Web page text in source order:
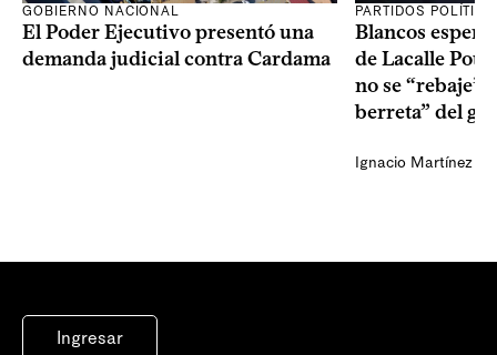
GOBIERNO NACIONAL
El Poder Ejecutivo presentó una
demanda judicial contra Cardama
PARTIDOS
Blancos
de Lacalle Pou
no se “rebaje”
berreta” del
Ignacio Martínez
Ingresar